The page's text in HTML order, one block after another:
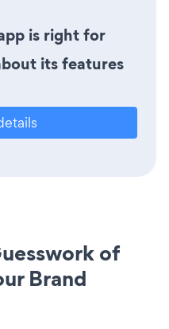
is right for
its features
of
Brand